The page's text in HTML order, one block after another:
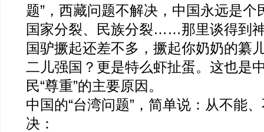
题”，西藏问题不解决，中国永远是个
国家分裂、民族分裂……那里谈得到
国驴撅起还差不多，撅起你奶奶的纂
二儿强国？更是特么虾扯蛋。这也是
民“尊重”的主要原因。
中国的“台湾问题”，简单说：从不能
决：